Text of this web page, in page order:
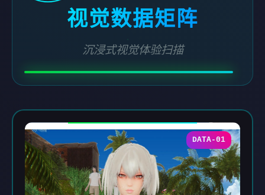
视觉数据矩阵
沉浸式视觉体验扫描
DATA-01